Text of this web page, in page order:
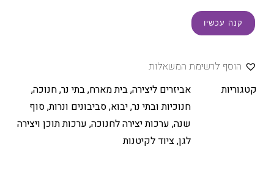
קנה עכשיו
הוסף לרשימת המשאלות
קטגוריות
אביזרים ליצירה,בית מארח,בתי נר,חנוכה,
חנוכיות ובתי נר,יבוא,סביבונים ונרות,סוף
שנה, ערכות יצירה לחנוכה, ערכות תוכן ויצירה
לגן,ציוד לקיטנות